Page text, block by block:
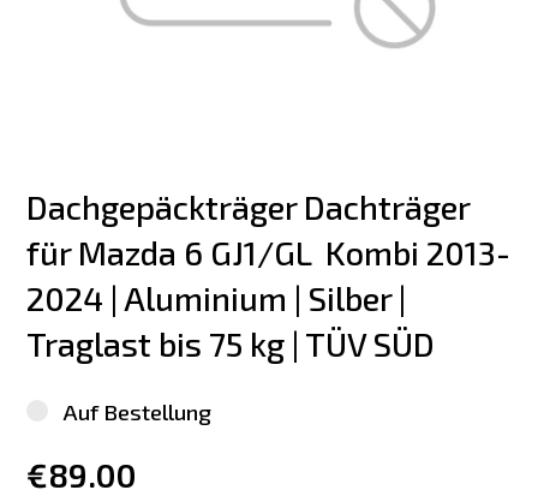
Dachgepäckträger Dachträger
für Mazda 6 GJ1/GL  Kombi 2013-
2024 | Aluminium | Silber |
Traglast bis 75 kg | TÜV SÜD
Auf Bestellung
€89.00